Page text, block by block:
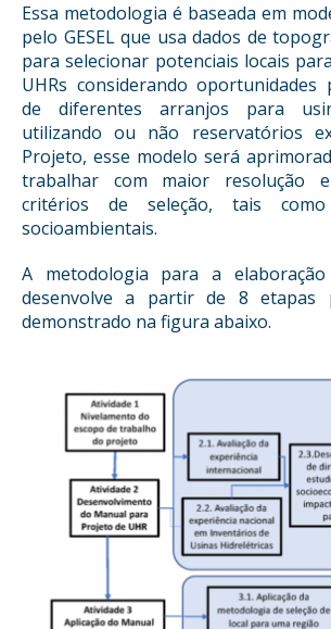
Essa metodologia é baseada em
pelo GESEL que usa dados de
para selecionar potenciais locais
UHRs considerando oportunidades
de diferentes arranjos para
utilizando ou não reservatórios
Projeto, esse modelo será
trabalhar com maior resolução
critérios de seleção, tais
socioambientais.
A metodologia para a
desenvolve a partir de 8 etapas
demonstrado na figura abaixo.